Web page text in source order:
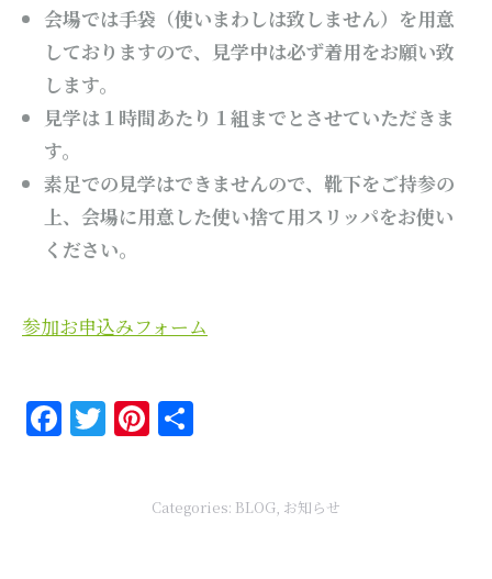
会場では手袋（使いまわしは致しません）を用意
しておりますので、見学中は必ず着用をお願い致
します。
見学は１時間あたり１組までとさせていただきま
す。
素足での見学はできませんので、靴下をご持参の
上、会場に用意した使い捨て用スリッパをお使い
ください。
参加お申込みフォーム
Facebook
Twitter
Pinterest
Categories: BLOG お知らせ